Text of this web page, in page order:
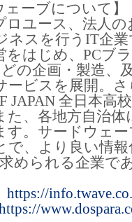
ェーブについて】
ロユース、法人
ネスを行うIT企
をはじめ、PCブ
どの企画・製造
ービスを展開。
JAPAN 全日本高
た、各地方自治
す。サードウェ
で、より良い情
められる企業で
https://